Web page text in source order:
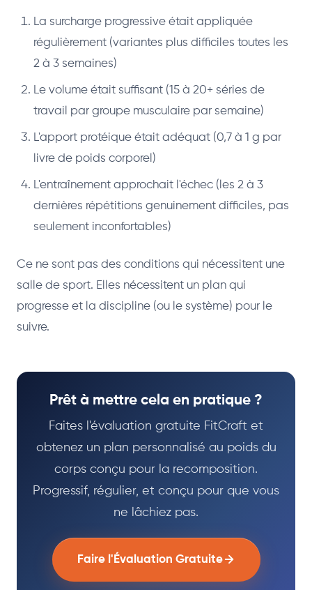
La surcharge progressive était appliquée
régulièrement (variantes plus difficiles toutes les
2 à 3 semaines)
Le volume était suffisant (15 à 20+ séries de
travail par groupe musculaire par semaine)
L'apport protéique était adéquat (0,7 à 1 g par
livre de poids corporel)
L'entraînement approchait l'échec (les 2 à 3
dernières répétitions genuinement difficiles, pas
seulement inconfortables)
Ce ne sont pas des conditions qui nécessitent une
salle de sport. Elles nécessitent un plan qui
progresse et la discipline (ou le système) pour le
suivre.
Prêt à mettre cela en pratique ?
Faites l'évaluation gratuite FitCraft et
obtenez un plan personnalisé au poids du
corps conçu pour la recomposition.
Progressif, régulier, et conçu pour que vous
ne lâchiez pas.
Faire l'Évaluation Gratuite